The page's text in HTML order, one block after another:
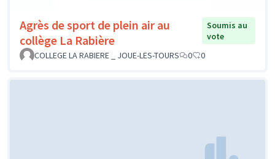
Agrès de sport de plein air au
collège La Rabière
Soumis au
vote
COLLEGE LA RABIERE _ JOUE-LES-TOURS
0 0